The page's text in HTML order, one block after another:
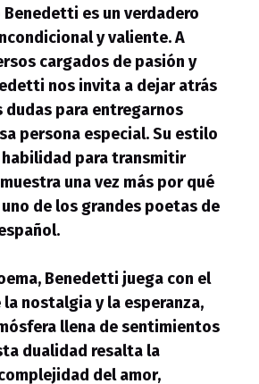
es un verdadero
y valiente. A
cargados de pasión y
nos invita a dejar atrás
dudas para entregarnos
persona especial. Su estilo
para transmitir
una vez más por qué
de los grandes poetas de
Benedetti juega con el
nostalgia y la esperanza,
llena de sentimientos
dualidad resalta la
del amor,